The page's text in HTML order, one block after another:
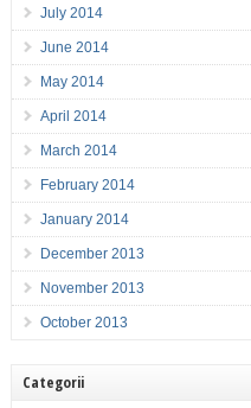
July 2014
June 2014
May 2014
April 2014
March 2014
February 2014
January 2014
December 2013
November 2013
October 2013
Categorii